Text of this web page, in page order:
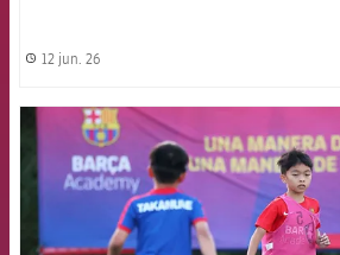
label.share.clock
12 jun. 26